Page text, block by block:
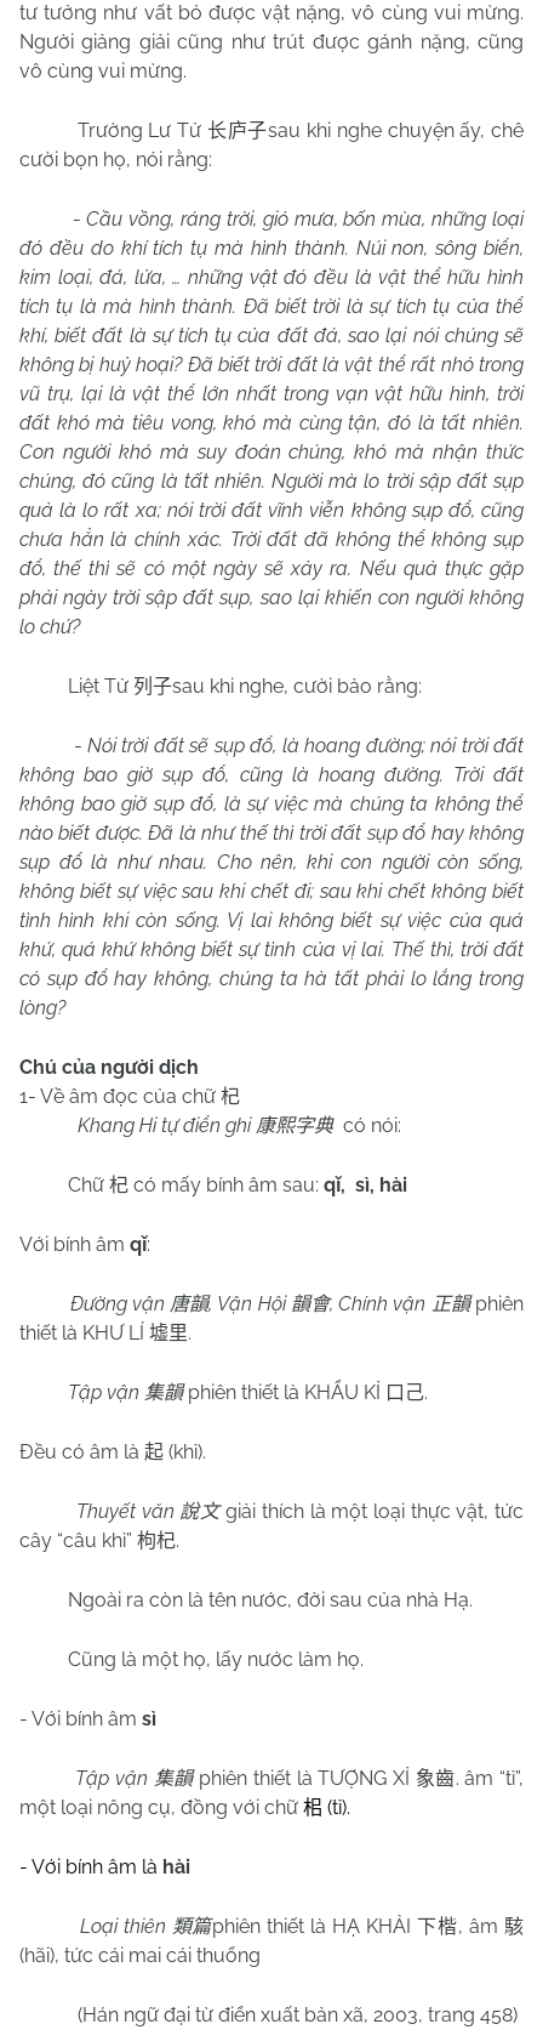
tư tưởng như vất bỏ được vật nặng, vô cùng vui mừng.
Người giảng giải cũng như trút được gánh nặng, cũng
vô cùng vui mừng.
Trường Lư Tử 长庐子sau khi nghe chuyện ấy, chê
cười bọn họ, nói rằng:
-Cầu vồng, ráng trời, gió mưa, bốn mùa, những loại
đó đều do khí tích tụ mà hình thành. Núi non, sông biển,
kim loại, đá, lửa, … những vật đó đều là vật thể hữu hình
tích tụ là mà hình thành. Đã biết trời là sự tích tụ của thể
khí, biết đất là sự tích tụ của đất đá, sao lại nói chúng sẽ
không bị huỷ hoại? Đã biết trời đất là vật thể rất nhỏ trong
vũ trụ, lại là vật thể lớn nhất trong vạn vật hữu hình, trời
đất khó mà tiêu vong, khó mà cùng tận, đó là tất nhiên.
Con người khó mà suy đoán chúng, khó mà nhận thức
chúng, đó cũng là tất nhiên. Người mà lo trời sập đất sụp
quả là lo rất xa; nói trời đất vĩnh viễn không sụp đổ, cũng
chưa hẳn là chính xác. Trời đất đã không thể không sụp
đổ, thế thì sẽ có một ngày sẽ xảy ra. Nếu quả thực gặp
phải ngày trời sập đất sụp, sao lại khiến con người không
lo chứ?
Liệt Tử 列子sau khi nghe, cười bảo rằng:
-Nói trời đất sẽ sụp đổ, là hoang đường; nói trời đất
không bao giờ sụp đổ, cũng là hoang đường. Trời đất
không bao giờ sụp đổ, là sự việc mà chúng ta không thể
nào biết được. Đã là như thế thì trời đất sụp đổ hay không
sụp đổ là như nhau. Cho nên, khi con người còn sống,
không biết sự việc sau khi chết đi; sau khi chết không biết
tình hình khi còn sống. Vị lai không biết sự việc của quá
khứ, quá khứ không biết sự tình của vị lai. Thế thì, trời đất
có sụp đổ hay không, chúng ta hà tất phải lo lắng trong
lòng?
Chú của người dịch
1- Về âm đọc của chữ 杞
Khang Hi tự điển ghi 康熙字典 có nói:
Chữ 杞 có mấy bính âm sau: qǐ, sì, hài
Với bính âm qǐ:
Đường vận 唐韻, Vận Hội 韻會, Chính vận 正韻 phiên
thiết là KHƯ LÍ 墟里.
Tập vận 集韻 phiên thiết là KHẨU KỈ 口己.
Đều có âm là 起 (khỉ).
Thuyết văn 說文 giải thích là một loại thực vật, tức
cây “câu khỉ” 枸杞.
Ngoài ra còn là tên nước, đời sau của nhà Hạ.
Cũng là một họ, lấy nước làm họ.
- Với bính âm sì
Tập vận 集韻 phiên thiết là TƯỢNG XỈ 象齒. âm “tỉ”,
một loại nông cụ, đồng với chữ 㭒 (tỉ).
- Với bính âm là hài
Loại thiên 類篇phiên thiết là HẠ KHẢI下楷, âm駭
(hãi), tức cái mai cái thuổng
(Hán ngữ đại từ điển xuất bản xã, 2003, trang 458)